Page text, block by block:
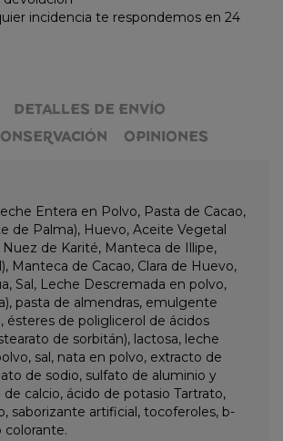
incidencia te respondemos en 24
DETALLES DE ENVÍO
OPINIONES
Entera en Polvo, Pasta de Cacao,
de Palma), Huevo, Aceite Vegetal
Nuez de Karité, Manteca de Illipe,
Manteca de Cacao, Clara de Huevo,
Sal, Leche Descremada en polvo,
pasta de almendras, emulgente
ésteres de poliglicerol de ácidos
de sorbitán), lactosa, leche
sal, nata en polvo, extracto de
de sodio, sulfato de aluminio y
calcio, ácido de potasio Tartrato,
saborizante artificial, tocoferoles, b-